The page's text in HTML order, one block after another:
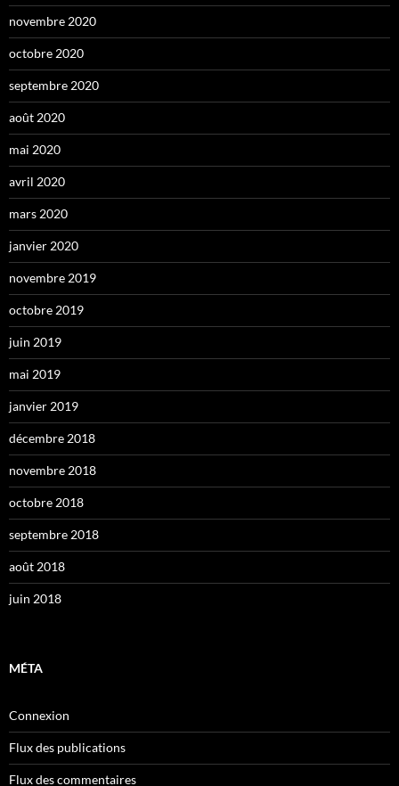
novembre 2020
octobre 2020
septembre 2020
août 2020
mai 2020
avril 2020
mars 2020
janvier 2020
novembre 2019
octobre 2019
juin 2019
mai 2019
janvier 2019
décembre 2018
novembre 2018
octobre 2018
septembre 2018
août 2018
juin 2018
MÉTA
Connexion
Flux des publications
Flux des commentaires